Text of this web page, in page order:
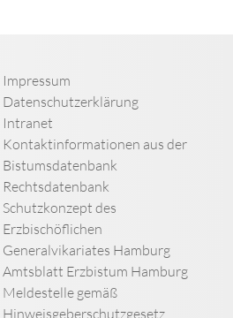
Impressum
Datenschutzerklärung
Intranet
Kontaktinformationen aus der
Bistumsdatenbank
Rechtsdatenbank
Schutzkonzept des
Erzbischöflichen
Generalvikariates Hamburg
Amtsblatt Erzbistum Hamburg
Meldestelle gemäß
Hinweisgeberschutzgesetz